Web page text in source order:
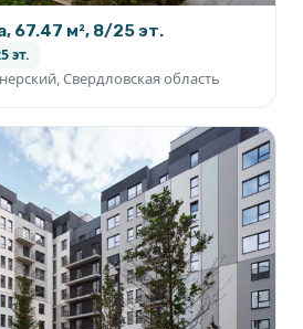
67.47 м², 8/25 эт.
эт.
Свердловская область